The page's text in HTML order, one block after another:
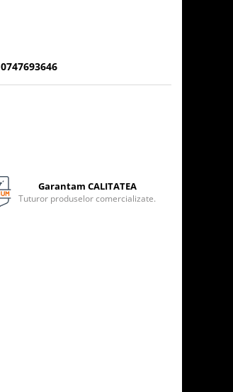
0747693646
Garantam CALITATEA
Tuturor produselor comercializate.